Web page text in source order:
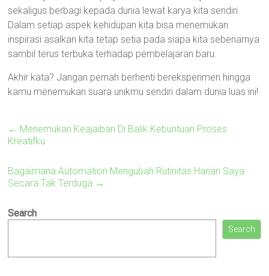
sekaligus berbagi kepada dunia lewat karya kita sendiri.
Dalam setiap aspek kehidupan kita bisa menemukan
inspirasi asalkan kita tetap setia pada siapa kita sebenarnya
sambil terus terbuka terhadap pembelajaran baru.
Akhir kata? Jangan pernah berhenti bereksperimen hingga
kamu menemukan suara unikmu sendiri dalam dunia luas ini!
← Menemukan Keajaiban Di Balik Kebuntuan Proses
Kreatifku
Bagaimana Automation Mengubah Rutinitas Harian Saya
Secara Tak Terduga →
Search
Search